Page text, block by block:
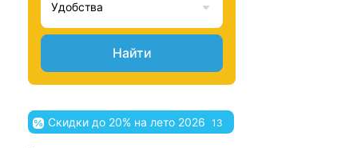
Удобства
Найти
Скидки до 20% на лето 2026 13